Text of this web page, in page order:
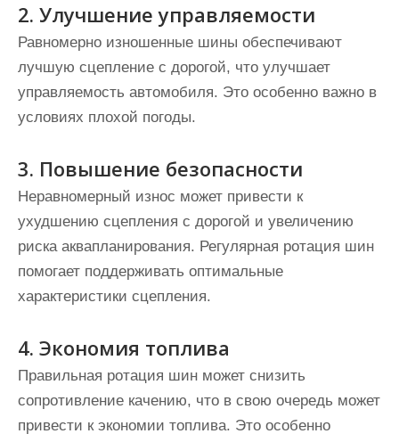
2. Улучшение управляемости
Равномерно изношенные шины обеспечивают
лучшую сцепление с дорогой, что улучшает
управляемость автомобиля. Это особенно важно в
условиях плохой погоды.
3. Повышение безопасности
Неравномерный износ может привести к
ухудшению сцепления с дорогой и увеличению
риска аквапланирования. Регулярная ротация шин
помогает поддерживать оптимальные
характеристики сцепления.
4. Экономия топлива
Правильная ротация шин может снизить
сопротивление качению, что в свою очередь может
привести к экономии топлива. Это особенно